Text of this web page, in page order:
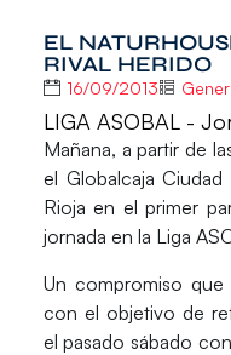
EL
RIVAL HERIDO
16/09/2013
LIGA ASOBAL -
Mañana, a partir de
el Globalcaja
Rioja en el primer
jornada en la Liga
Un compromiso
con el objetivo de
el pasado sábado